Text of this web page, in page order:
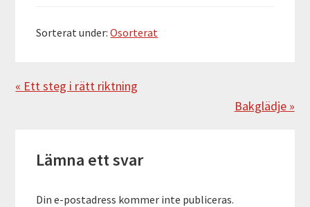
Sorterat under:Osorterat
Föregående
« Ett steg i rätt riktning
Nästa
Bakglädje »
Lämna ett svar
Din e-postadress kommer inte publiceras.